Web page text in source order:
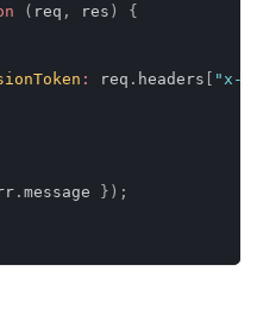
( req , res )
{
: req . headers
"x-
. message } ) ;